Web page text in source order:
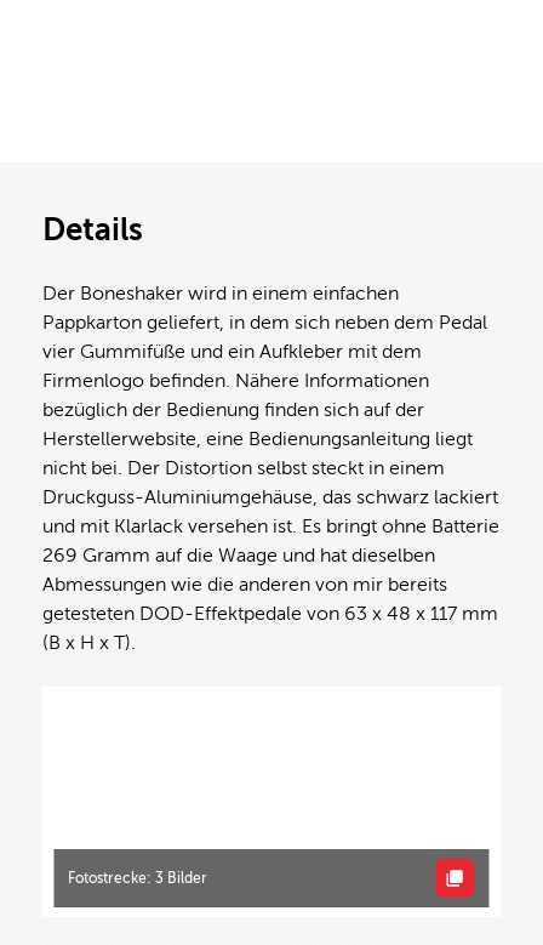
Details
Der Boneshaker wird in einem einfachen
Pappkarton geliefert, in dem sich neben dem Pedal
vier Gummifüße und ein Aufkleber mit dem
Firmenlogo befinden. Nähere Informationen
bezüglich der Bedienung finden sich auf der
Herstellerwebsite, eine Bedienungsanleitung liegt
nicht bei. Der Distortion selbst steckt in einem
Druckguss-Aluminiumgehäuse, das schwarz lackiert
und mit Klarlack versehen ist. Es bringt ohne Batterie
269 Gramm auf die Waage und hat dieselben
Abmessungen wie die anderen von mir bereits
getesteten DOD-Effektpedale von 63 x 48 x 117 mm
(B x H x T).
Fotostrecke: 3 Bilder